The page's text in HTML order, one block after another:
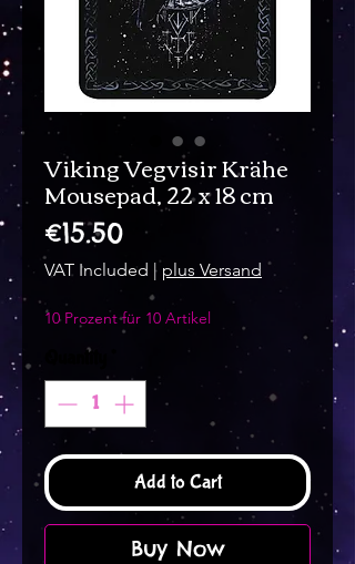
Viking Vegvisir Krähe
Mousepad, 22 x 18 cm
€15.50Price
VAT Included |plus Versand
10 Prozent für 10 Artikel
Quantity
Add to Cart
Buy Now